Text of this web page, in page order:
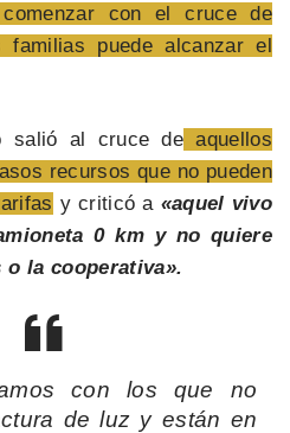
comenzar con el cruce de
puede alcanzar el
salió al cruce de aquellos
recursos que no pueden
y criticó a «aquel vivo
0 km y no quiere
o la cooperativa».
con los que no
de luz y están en